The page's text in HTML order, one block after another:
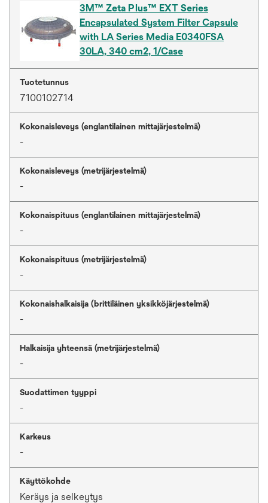
3M™ Zeta Plus™ EXT Series
Encapsulated System Filter Capsule
with LA Series Media E0340FSA
30LA, 340 cm2, 1/Case
Tuotetunnus
7100102714
Kokonaisleveys (englantilainen mittajärjestelmä)
-
Kokonaisleveys (metrijärjestelmä)
-
Kokonaispituus (englantilainen mittajärjestelmä)
-
Kokonaispituus (metrijärjestelmä)
-
Kokonaishalkaisija (brittiläinen yksikköjärjestelmä)
-
Halkaisija yhteensä (metrijärjestelmä)
-
Suodattimen tyyppi
-
Karkeus
-
Käyttökohde
Keräys ja selkeytys